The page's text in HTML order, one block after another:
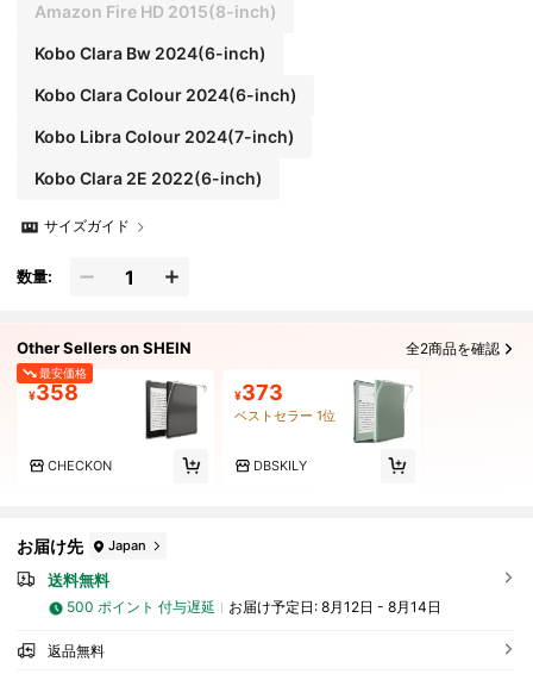
Amazon Fire HD 2015(8-inch)
Kobo Clara Bw 2024(6-inch)
Kobo Clara Colour 2024(6-inch)
Kobo Libra Colour 2024(7-inch)
Kobo Clara 2E 2022(6-inch)
サイズガイド
数量:
Other Sellers on SHEIN 全2商品を確認
最安価格
¥358
CHECKON
¥373
ベストセラー 1位
DBSKILY
お届け先 Japan
送料無料
500 ポイント 付与遅延 お届け予定日: 8月12日 - 8月14日
返品無料